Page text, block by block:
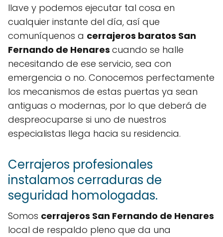
llave y podemos ejecutar tal cosa en
cualquier instante del día, así que
comuníquenos a cerrajeros baratos San
Fernando de Henares cuando se halle
necesitando de ese servicio, sea con
emergencia o no. Conocemos perfectamente
los mecanismos de estas puertas ya sean
antiguas o modernas, por lo que deberá de
despreocuparse si uno de nuestros
especialistas llega hacia su residencia.
Cerrajeros profesionales
instalamos cerraduras de
seguridad homologadas.
Somos cerrajeros San Fernando de Henares
local de respaldo pleno que da una